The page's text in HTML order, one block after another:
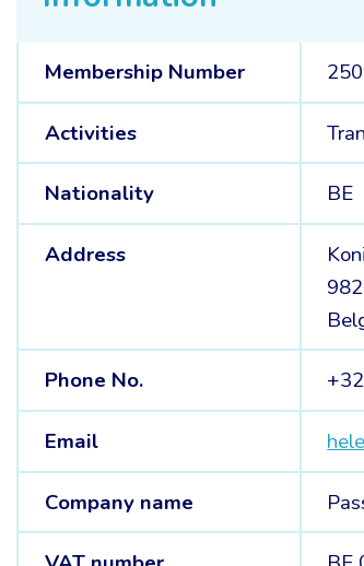
Membership Number 250
Activities
Nationality BE
Address
Phone No.
Email
Company name